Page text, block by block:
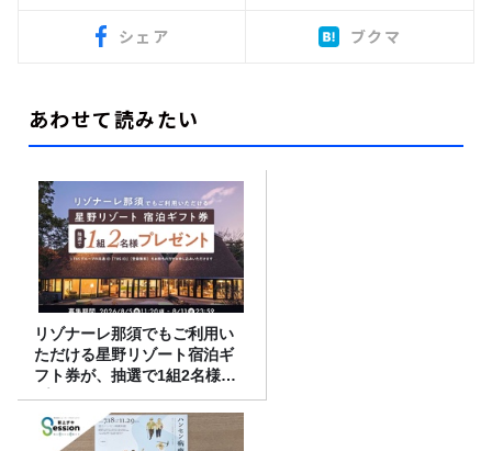
シェア ブクマ
あわせて読みたい
リゾナーレ那須でもご利用い
ただける星野リゾート宿泊ギ
フト券が、抽選で1組2名様に
プレゼント！